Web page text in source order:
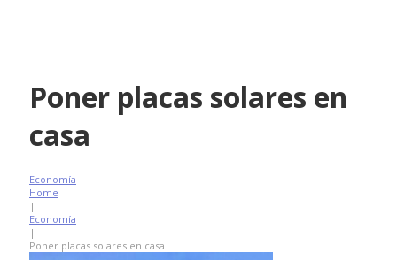
Poner placas solares en
casa
Economía
Home
|
Economía
|
Poner placas solares en casa